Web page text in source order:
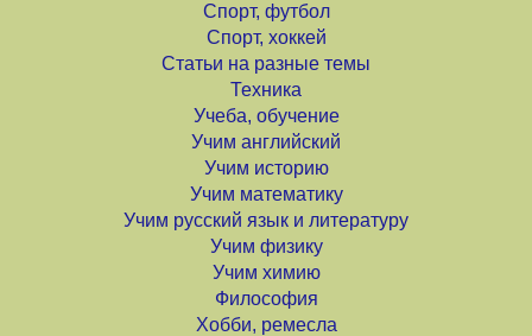
Спорт, футбол
Спорт, хоккей
Статьи на разные темы
Техника
Учеба, обучение
Учим английский
Учим историю
Учим математику
Учим русский язык и литературу
Учим физику
Учим химию
Философия
Хобби, ремесла